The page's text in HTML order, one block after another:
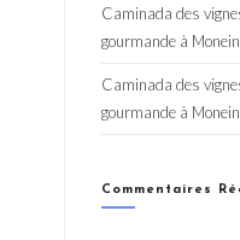
Caminada des
gourmande à Monein
Caminada des
gourmande à Monein
Commentaires